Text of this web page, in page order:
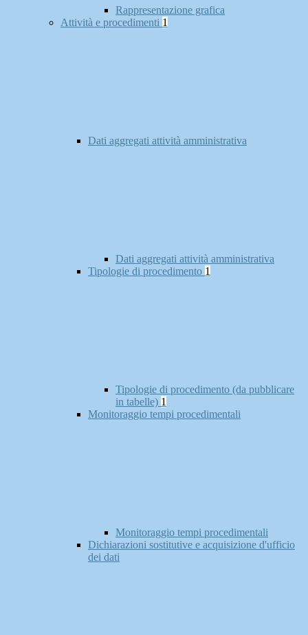
Rappresentazione grafica
Attività e procedimenti 1
Dati aggregati attività amministrativa
Dati aggregati attività amministrativa
Tipologie di procedimento 1
Tipologie di procedimento (da pubblicare
in tabelle) 1
Monitoraggio tempi procedimentali
Monitoraggio tempi procedimentali
Dichiarazioni sostitutive e acquisizione d'ufficio
dei dati